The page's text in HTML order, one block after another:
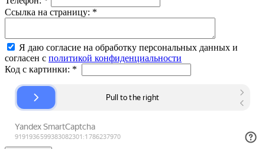
Ссылка на страницу: *
Я даю согласие на обработку персональных данных и
согласен с политикой конфиденциальности
Код с картинки: *